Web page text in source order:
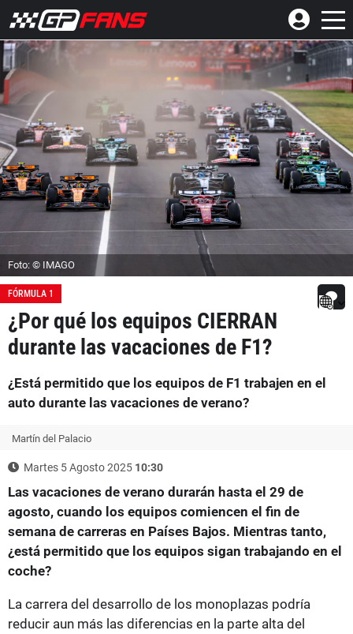
Foto: © IMAGO
FÓRMULA 1
¿Por qué los equipos CIERRAN
durante las vacaciones de F1?
¿Está permitido que los equipos de F1 trabajen en el
auto durante las vacaciones de verano?
Martín del Palacio
Martes 5 Agosto 2025 10:30
Las vacaciones de verano durarán hasta el 29 de
agosto, cuando los equipos comiencen el fin de
semana de carreras en Países Bajos. Mientras tanto,
¿está permitido que los equipos sigan trabajando en el
coche?
La carrera del desarrollo de los monoplazas podría
reducir aun más las diferencias en la parte alta del